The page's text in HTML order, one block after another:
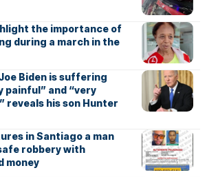
the importance of
during a march in the
Biden is suffering
painful” and “very
reveals his son Hunter
in Santiago a man
robbery with
money